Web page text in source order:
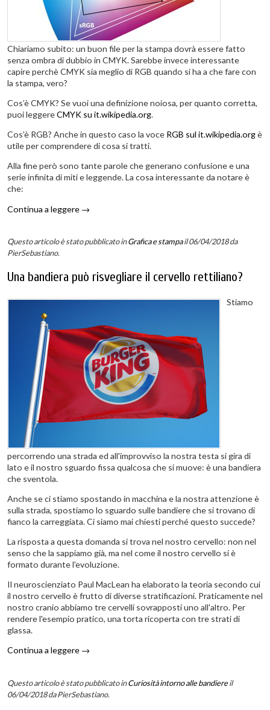
Chiariamo subito: un buon file per la stampa dovrà essere fatto
senza ombra di dubbio in CMYK. Sarebbe invece interessante
capire perchè CMYK sia meglio di RGB quando si ha a che fare con
la stampa, vero?
Cos’è CMYK? Se vuoi una definizione noiosa, per quanto corretta,
puoi leggereCMYK su it.wikipedia.org.
Cos’è RGB? Anche in questo caso la voce RGB sul it.wikipedia.orgè
utile per comprendere di cosa si tratti.
Alla fine però sono tante parole che generano confusione e una
serie infinita di miti e leggende. La cosa interessante da notare è
che:
Continua a leggere →
Questo articolo è stato pubblicato inGrafica e stampail 06/04/2018da
PierSebastiano.
Una bandiera può risvegliare il cervello rettiliano?
Stiamo
percorrendo una strada ed all'improvviso la nostra testa si gira di
lato e il nostro sguardo fissa qualcosa che si muove: è una bandiera
che sventola.
Anche se ci stiamo spostando in macchina e la nostra attenzione è
sulla strada, spostiamo lo sguardo sulle bandiere che si trovano di
fianco la carreggiata. Ci siamo mai chiesti perché questo succede?
La risposta a questa domanda si trova nel nostro cervello: non nel
senso che la sappiamo già, ma nel come il nostro cervello si è
formato durante l'evoluzione.
Il neuroscienziato Paul MacLean ha elaborato la teoria secondo cui
il nostro cervello è frutto di diverse stratificazioni. Praticamente nel
nostro cranio abbiamo tre cervelli sovrapposti uno all'altro. Per
rendere l'esempio pratico, una torta ricoperta con tre strati di
glassa.
Continua a leggere →
Questo articolo è stato pubblicato inCuriosità intorno alle bandiereil
06/04/2018da PierSebastiano.